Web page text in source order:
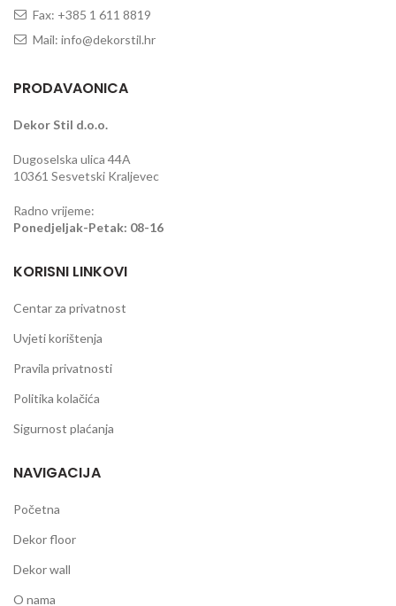
Fax: +385 1 611 8819
Mail: info@dekorstil.hr
PRODAVAONICA
Dekor Stil d.o.o.
Dugoselska ulica 44A
10361 Sesvetski Kraljevec
Radno vrijeme:
Ponedjeljak-Petak: 08-16
KORISNI LINKOVI
Centar za privatnost
Uvjeti korištenja
Pravila privatnosti
Politika kolačića
Sigurnost plaćanja
NAVIGACIJA
Početna
Dekor floor
Dekor wall
O nama